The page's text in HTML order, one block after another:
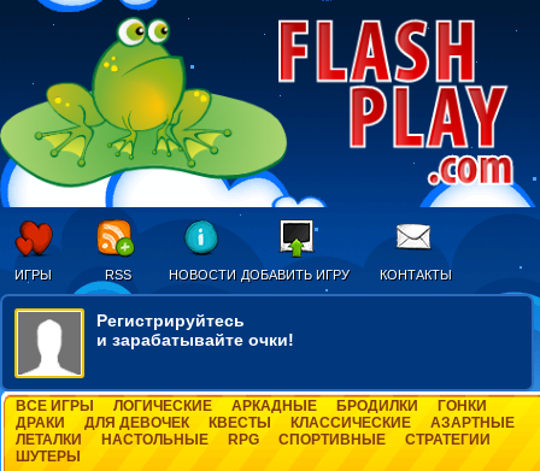
ИГРЫ RSS НОВОСТИ ДОБАВИТЬ ИГРУ КОНТАКТЫ
Регистрируйтесь
и зарабатывайте очки!
ВСЕ ИГРЫ ЛОГИЧЕСКИЕ АРКАДНЫЕ БРОДИЛКИ
ГОНКИ
ДРАКИ
ДЛЯ ДЕВОЧЕК КВЕСТЫ КЛАССИЧЕСКИЕ
АЗАРТНЫЕ
ЛЕТАЛКИ
НАСТОЛЬНЫЕ RPG СПОРТИВНЫЕ
СТРАТЕГИИ
ШУТЕРЫ